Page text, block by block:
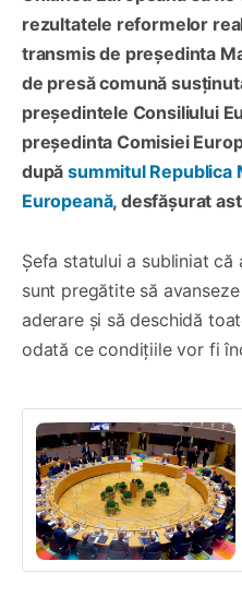
rezultatele reformelor
transmis de președinta
de presă comună
președintele Consiliului
președinta Comisiei
dupăsummitul Republica
Europeană, desfășurat
Șefa statului a subliniat
sunt pregătite să
aderare și să deschidă
odată ce condițiile vor fi